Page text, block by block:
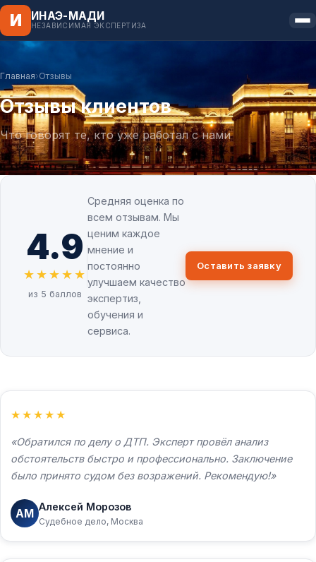
И ИНАЭ-МАДИ
НЕЗАВИСИМАЯ ЭКСПЕРТИЗА
Ваше имя *
Главная›Отзывы
Отзывы клиентов
Что говорят те, кто уже работал с нами
4.9
★★★★★
из 5 баллов
Средняя оценка по
всем отзывам. Мы
ценим каждое
мнение и
постоянно
улучшаем качество
экспертиз,
обучения и
сервиса.
Оставить заявку
★★★★★
Обратился по делу о ДТП. Эксперт провёл анализ
обстоятельств быстро и профессионально. Заключение
было принято судом без возражений. Рекомендую!
АМ Алексей Морозов
Судебное дело, Москва